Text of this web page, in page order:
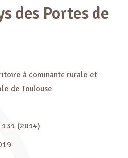
des Portes de
à dominante rurale et
de Toulouse
131 (2014)